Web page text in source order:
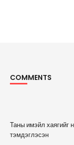
COMMENTS
Таны имэйл хаягийг
тэмдэглэсэн
A
l